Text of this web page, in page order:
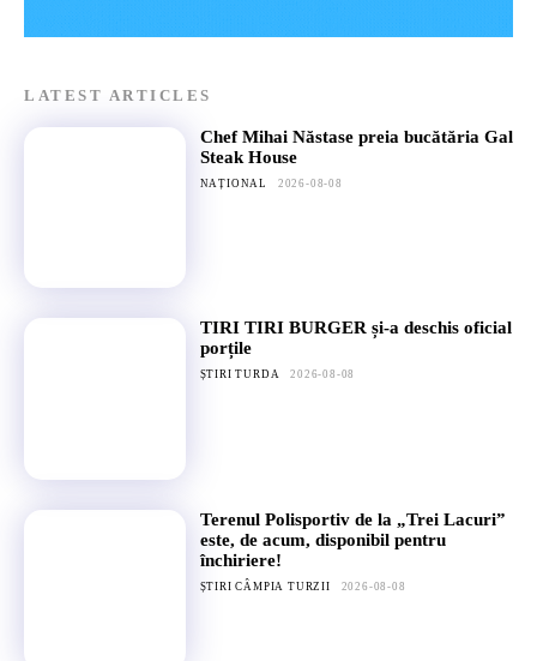
LATEST ARTICLES
Chef Mihai Năstase preia bucătăria Gal
Steak House
NAȚIONAL 2026-08-08
TIRI TIRI BURGER și-a deschis oficial
porțile
ȘTIRI TURDA 2026-08-08
Terenul Polisportiv de la „Trei Lacuri”
este, de acum, disponibil pentru
închiriere!
ȘTIRI CÂMPIA TURZII 2026-08-08